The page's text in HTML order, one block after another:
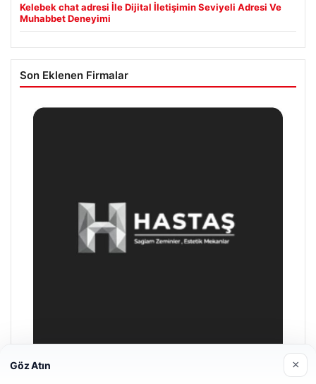
Kelebek chat adresi İle Dijital İletişimin Seviyeli Adresi Ve
Muhabbet Deneyimi
Son Eklenen Firmalar
Göz Atın ×